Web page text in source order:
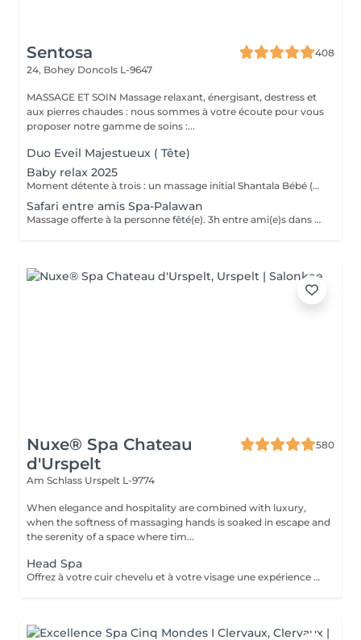
Sentosa
408
24, Bohey Doncols L-9647
MASSAGE ET SOIN Massage relaxant, énergisant, destress et
aux pierres chaudes : nous sommes à votre écoute pour vous
proposer notre gamme de soins :...
Duo Eveil Majestueux ( Tête)
Baby relax 2025
Moment détente à trois : un massage initial Shantala Bébé (maximum 9 mois ) vous faites vous même le massage sur votre bébé et nous vous montrons la marche à suivre + 2 massages " Eveil Majestueux" de 20 min pour papa et maman + 4h de Spa -Privatif Palawan A votre disposition lit pour bébé Uniquement du Lundi au jeudi de 10h à 14h Possibilité de commander le repas de midi sauf le mardi .
Safari entre amis Spa-Palawan
Massage offerte à la personne fêté(e). 3h entre ami(e)s dans notre spa privatif Palawan avec jus frais offerts. Massage Eveil Majestueux de 20 min offerts à la personne fêté(e) avec les somptueux produits de la marque Africology.
Nuxe® Spa Chateau
d'Urspelt
580
Am Schlass Urspelt L-9774
When elegance and hospitality are combined with luxury,
when the softness of massaging hands is soaked in escape and
the serenity of a space where tim...
Head Spa
Offrez à votre cuir chevelu et à votre visage une expérience de soin d'exception, au croisement de l'expertise capillaire et du savoir faire facialiste NUXE SPA. Les Head Spa NUXE SPA associent soins du cuir chevelu, massage crânien profond et gestuelle experte du visage pour apaiser les tensions, stimuler la microcirculation et révéler des cheveux plus brillants, une peau plus lisse et un teint lumineux. Un rituel holistique unique, alliant détente nerveuse intense, beauté des cheveux et éclat du visage, pour un bien-être global et durable.